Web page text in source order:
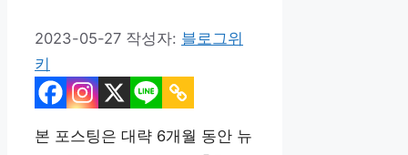
2023-05-27 작성자: 블로그위
키
본 포스팅은 대략 6개월 동안 뉴